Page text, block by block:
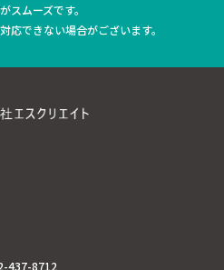
437-8712
スムーズです。
応できない場合がございます。